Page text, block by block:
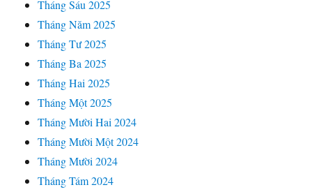
Tháng Sáu 2025
Tháng Năm 2025
Tháng Tư 2025
Tháng Ba 2025
Tháng Hai 2025
Tháng Một 2025
Tháng Mười Hai 2024
Tháng Mười Một 2024
Tháng Mười 2024
Tháng Tám 2024